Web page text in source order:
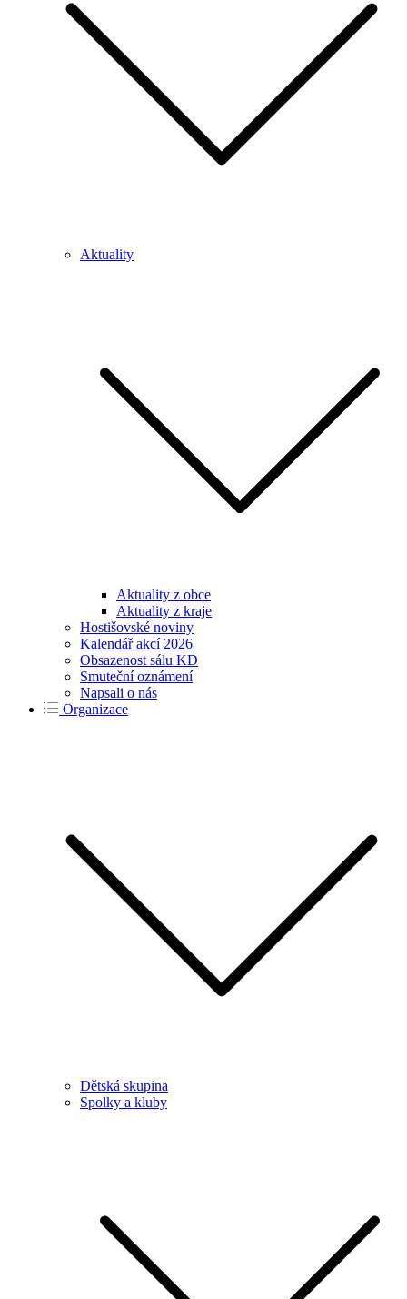
Aktuality
Aktuality z obce
Aktuality z kraje
Hostišovské noviny
Kalendář akcí 2026
Obsazenost sálu KD
Smuteční oznámení
Napsali o nás
Organizace
Dětská skupina
Spolky a kluby